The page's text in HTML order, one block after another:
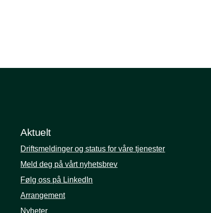
Aktuelt
Driftsmeldinger og status for våre tjenester
Meld deg på vårt nyhetsbrev
Følg oss på LinkedIn
Arrangement
Nyheter